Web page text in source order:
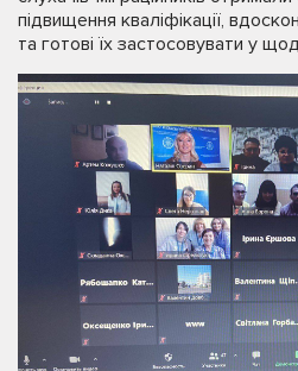
підвищення кваліфікації,
та готові їх застосовувати у